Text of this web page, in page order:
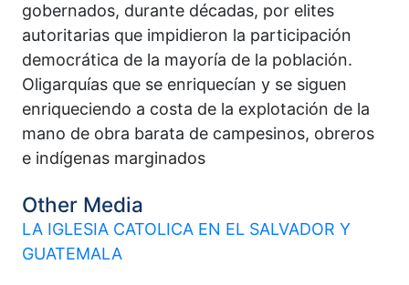
gobernados, durante décadas, por elites
autoritarias que impidieron la participación
democrática de la mayoría de la población.
Oligarquías que se enriquecían y se siguen
enriqueciendo a costa de la explotación de la
mano de obra barata de campesinos, obreros
e indígenas marginados
Other Media
LA IGLESIA CATOLICA EN EL SALVADOR Y
GUATEMALA